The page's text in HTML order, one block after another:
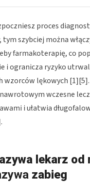
proces
szybciej można
farmakoterapię, co
i ogranicza ryzyko
wzorców lękowych
wczesne
i ułatwia
lekarz od
zabieg